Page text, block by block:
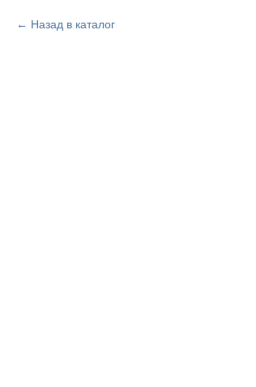
Назад в каталог